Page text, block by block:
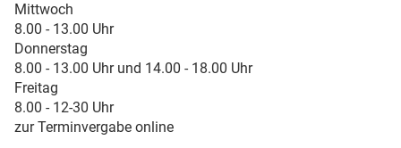
Mittwoch
8.00 - 13.00 Uhr
Donnerstag
8.00 - 13.00 Uhr und 14.00 - 18.00 Uhr
Freitag
8.00 - 12-30 Uhr
zur Terminvergabe online